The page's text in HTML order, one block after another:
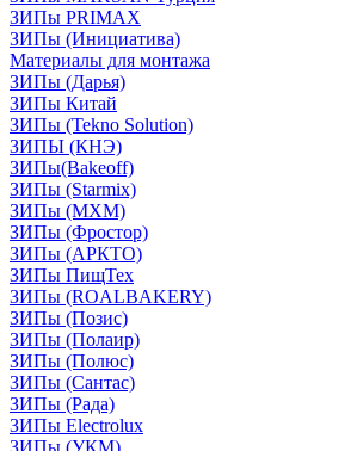
ЗИПы PRIMAX
ЗИПы (Инициатива)
Материалы для монтажа
ЗИПы (Дарья)
ЗИПы Китай
ЗИПы (Tekno Solution)
ЗИПЫ (КНЭ)
ЗИПы(Bakeoff)
ЗИПы (Starmix)
ЗИПы (МХМ)
ЗИПы (Фростор)
ЗИПы (АРКТО)
ЗИПы ПищТех
ЗИПы (ROALBAKERY)
ЗИПы (Позис)
ЗИПы (Полаир)
ЗИПы (Полюс)
ЗИПы (Сантас)
ЗИПы (Рада)
ЗИПы Electrolux
ЗИПы (УКМ)